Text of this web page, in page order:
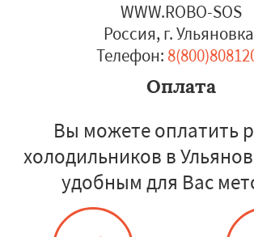
WWW.ROBO-SOS
Россия, г. Ульяновка
Телефон:
Оплата
Вы можете оплатить
холодильников в
удобным для Вас